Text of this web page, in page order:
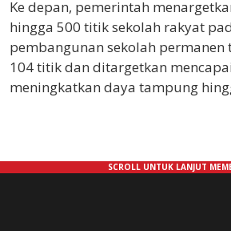
Ke depan, pemerintah
hingga 500 titik sekolah rakyat
pembangunan sekolah
104 titik dan ditargetkan
meningkatkan daya tampung